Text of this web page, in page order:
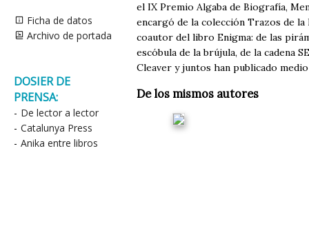
Ficha de datos
Archivo de portada
DOSIER DE
PRENSA:
- De lector a lector
- Catalunya Press
- Anika entre libros
el IX Premio Algaba de Biografía,
encargó de la colección Trazos de
coautor del libro Enigma: de las
escóbula de la brújula, de la cadena
Cleaver y juntos han publicado
De los mismos autores